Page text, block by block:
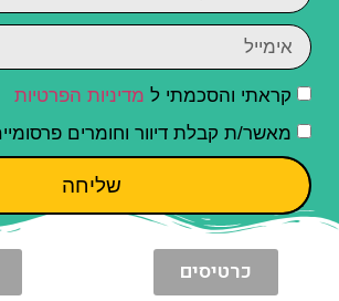
קראתי והסכמתי ל מדיניות הפרטיות
מאשר/ת קבלת דיוור וחומרים
שליחה
כרטיסים